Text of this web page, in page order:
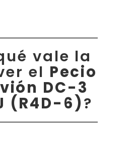
vale la
el Pecio
DC-3
(R4D-6)?